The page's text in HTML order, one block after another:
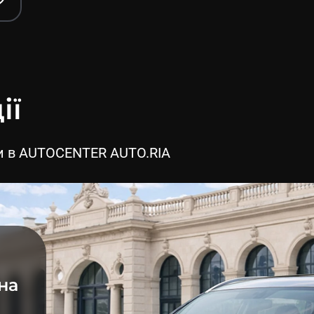
AUTOCENTER AUTO.RIA